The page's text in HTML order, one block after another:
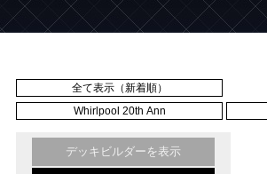
全て表示（新着順）
Whirlpool 20th Ann
デッキビルダーを表示